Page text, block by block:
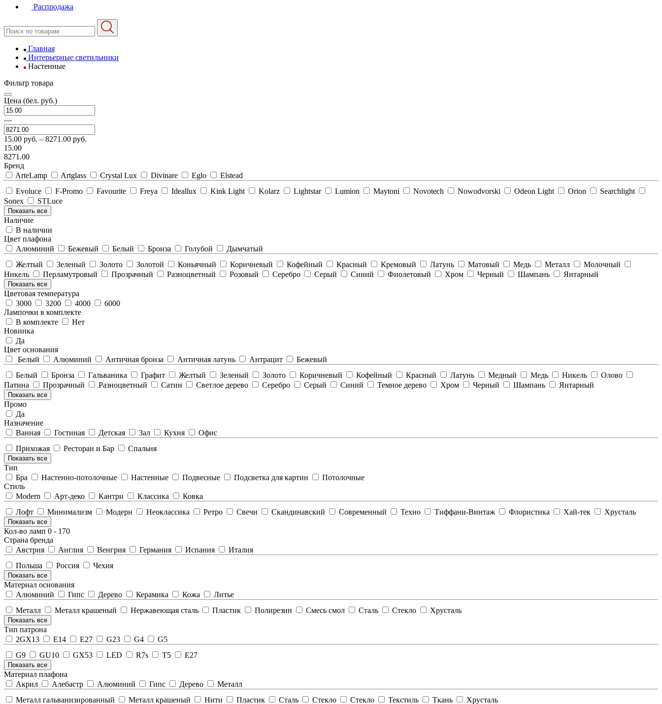
Распродажа
Главная
Интерьерные светильники
Настенные
Фильтр товара
Цена (бел. руб.)
—
15.00 руб. – 8271.00 руб.
15.00
8271.00
Бренд
ArteLamp
Artglass Crystal Lux Divinare Eglo
Elstead
Evoluce
F-Promo Favourite Freya Ideallux Kink Light Kolarz Lightstar Lumion Maytoni Novotech Nowodvorski Odeon Light Orion
Searchlight
Sonex
STLuce
Показать все
Наличие
В наличии
Цвет плафона
Алюминий
Бежевый Белый Бронза Голубой
Дымчатый
Желтый
Зеленый Золото Золотой Коньячный Коричневый Кофейный Красный Кремовый Латунь Матовый Медь Металл
Молочный
Никель
Перламутровый Прозрачный Разноцветный Розовый Серебро Серый Синий Фиолетовый Хром Черный Шампань Янтарный
Показать все
Цветовая температура
3000
3200 4000
6000
Лампочки в комплекте
В комплекте
Нет
Новинка
Да
Цвет основания
Белый
Алюминий Античная бронза Античная латунь Антрацит
Бежевый
Белый
Бронза Гальваника Графит Желтый Зеленый Золото Коричневый Кофейный Красный Латунь Медный Медь Никель
Олово
Патина
Прозрачный Разноцветный Сатин Светлое дерево Серебро Серый Синий Темное дерево Хром Черный Шампань Янтарный
Показать все
Промо
Да
Назначение
Ванная
Гостиная Детская Зал Кухня
Офис
Прихожая
Ресторан и Бар Спальня
Показать все
Тип
Бра
Настенно-потолочные Настенные Подвесные Подсветка для картин
Потолочные
Стиль
Modern
Арт-деко Кантри Классика
Ковка
Лофт
Минимализм Модерн Неоклассика Ретро Свечи Скандинавский Современный Техно Тиффани-Винтаж Флористика Хай-тек Хрусталь
Показать все
Кол-во ламп 0 - 170
Страна бренда
Австрия
Англия Венгрия Германия Испания
Италия
Польша
Россия Чехия
Показать все
Материал основания
Алюминий
Гипс Дерево Керамика Кожа
Литье
Металл
Металл крашеный Нержавеющая сталь Пластик Полирезин Смесь смол Сталь Стекло Хрусталь
Показать все
Тип патрона
2GX13
E14 E27 G23 G4
G5
G9
GU10 GX53 LED R7s T5 Е27
Показать все
Материал плафона
Акрил
Алебастр Алюминий Гипс Дерево
Металл
Металл гальванизированный
Металл крашеный Нити Пластик Сталь Стекло Стекло Текстиль Ткань Хрусталь